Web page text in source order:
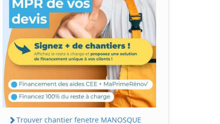
Trouver chantier fenetre MANOSQUE